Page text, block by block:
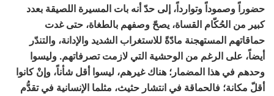
حضوراً وصموداً وتوارداً، إلى حدّ أنه بات المسيرة اللصيقة بعدد
كبير من الحُكّام القساة، يصحّ وصفهم بالطغاة، حتى غدت
حماقاتهم المستهجنة مادّةً للاستغراب الشديد والإدانة، والتندّر
أيضاً، على الرغم من الوحشية التي لازمت تصرفاتهم. وليسوا
وحدهم في هذا المضمار؛ هناك غيرهم، ليسوا أقل شأناً، وإنْ كانوا
أقلّ مكانة؛ فالحماقة في انتشار حثيث، مثلما الإنسانية في تقدُّم